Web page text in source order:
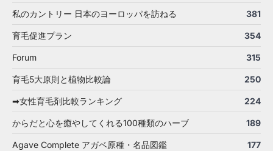
私のカントリー 日本のヨーロッパを訪ねる 381
育毛促進プラン 354
Forum 315
育毛5大原則と植物比較論 250
➡女性育毛剤比較ランキング 224
からだと心を癒やしてくれる100種類のハーブ 189
Agave Complete アガベ原種・名品図鑑 177